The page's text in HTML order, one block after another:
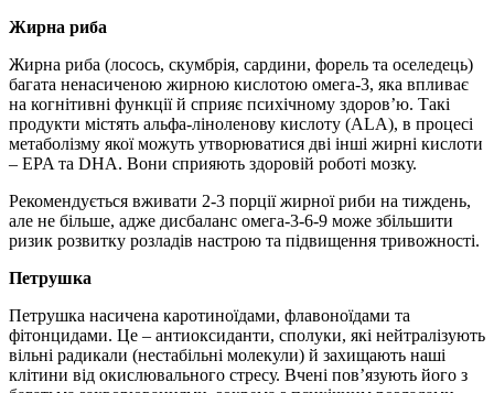
Жирна риба
Жирна риба (лосось, скумбрія, сардини, форель та оселедець)
багата ненасиченою жирною кислотою омега-3, яка впливає
на когнітивні функції й сприяє психічному здоров’ю. Такі
продукти містять альфа-ліноленову кислоту (ALA), в процесі
метаболізму якої можуть утворюватися дві інші жирні кислоти
– EPA та DHA. Вони сприяють здоровій роботі мозку.
Рекомендується вживати 2-3 порції жирної риби на тиждень,
але не більше, адже дисбаланс омега-3-6-9 може збільшити
ризик розвитку розладів настрою та підвищення тривожності.
Петрушка
Петрушка насичена каротиноїдами, флавоноїдами та
фітонцидами. Це – антиоксиданти, сполуки, які нейтралізують
вільні радикали (нестабільні молекули) й захищають наші
клітини від окислювального стресу. Вчені пов’язують його з